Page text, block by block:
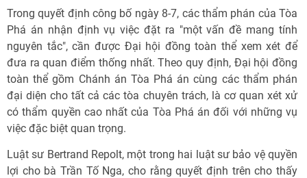
Trong quyết định công bố ngày 8-7, các thẩm phán của Tòa
Phá án nhận định vụ việc đặt ra "một vấn đề mang tính
nguyên tắc", cần được Đại hội đồng toàn thể xem xét để
đưa ra quan điểm thống nhất. Theo quy định, Đại hội đồng
toàn thể gồm Chánh án Tòa Phá án cùng các thẩm phán
đại diện cho tất cả các tòa chuyên trách, là cơ quan xét xử
có thẩm quyền cao nhất của Tòa Phá án đối với những vụ
việc đặc biệt quan trọng.
Luật sư Bertrand Repolt, một trong hai luật sư bảo vệ quyền
lợi cho bà Trần Tố Nga, cho rằng quyết định trên cho thấy